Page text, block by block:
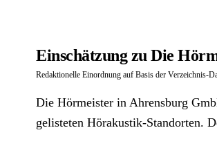
Einschätzung zu Die
Redaktionelle Einordnung auf Basis der Verzeichnis-
Die Hörmeister in Ahrensburg
gelisteten Hörakustik-Standorten.